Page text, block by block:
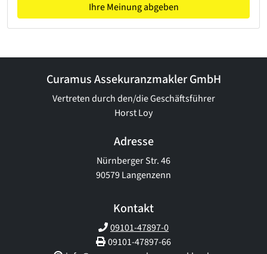
Ihre Meinung abgeben
Curamus Assekuranzmakler GmbH
Vertreten durch den/die Geschäftsführer
Horst Loy
Adresse
Nürnberger Str. 46
90579 Langenzenn
Kontakt
09101-47897-0
09101-47897-66